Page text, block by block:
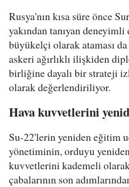
Rusya'nın kısa süre önce
yakından tanıyan
büyükelçi olarak ataması
askeri ağırlıklı ilişkiden
birliğine dayalı bir strateji
olarak değerlendiriliyor.
Hava kuvvetlerini
Su-22'lerin yeniden eğitim
yönetiminin, orduyu
kuvvetlerini kademeli
çabalarının son